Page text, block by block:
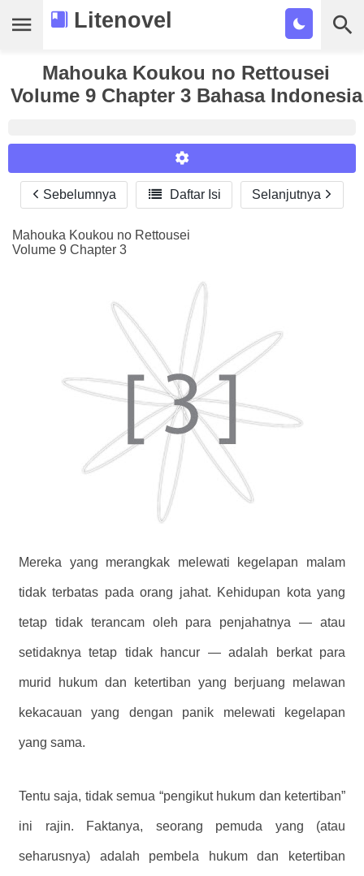
Litenovel
Daftar Novel
Tamat
Tags
Bookmark
Cari
Mahouka Koukou no Rettousei
Volume 9 Chapter 3 Bahasa Indonesia
Reader Settings
Font :
Titillium Web
Sebelumnya  Daftar Isi Selanjutnya
Mahouka Koukou no Rettousei
Volume 9 Chapter 3
Mereka yang merangkak melewati kegelapan malam
tidak terbatas pada orang jahat. Kehidupan kota yang
tetap tidak terancam oleh para penjahatnya — atau
setidaknya tetap tidak hancur — adalah berkat para
murid hukum dan ketertiban yang berjuang melawan
kekacauan yang dengan panik melewati kegelapan
yang sama.
Tentu saja, tidak semua “pengikut hukum dan ketertiban”
ini rajin. Faktanya, seorang pemuda yang (atau
seharusnya) adalah pembela hukum dan ketertiban